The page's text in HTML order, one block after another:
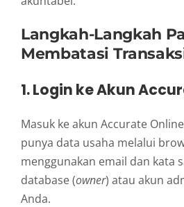
Langkah-Langkah
Membatasi
1. Login ke Akun
Masuk ke akun Accurate
punya data usaha melalui
menggunakan email dan kata
database (owner) atau akun
Anda.